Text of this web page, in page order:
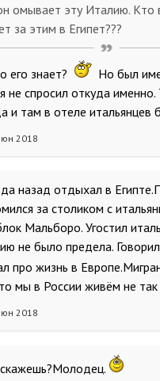
омывает эту Италию. Кто
за этим в Египет???
его знает?
Но был
не спросил откуда именно.
и там в отеле итальянцев
2018
назад отдыхал в
за столиком с
Мальборо. Угостил
не было предела.
про жизнь в
мы в России живём не
2018